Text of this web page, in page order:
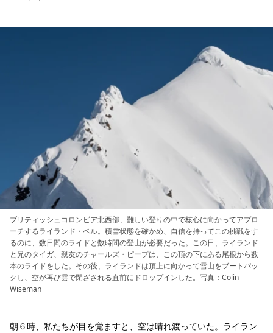
ブリティッシュコロンビア北西部、難しい登りの中で核心に向かってアプロ
ーチするライランド・ベル。積雪状態を確かめ、自信を持ってこの挑戦をす
るのに、数日間のライドと数時間の登山が必要だった。この日、ライランド
と兄のタイガ、親友のチャールズ・ピープは、この頂の下にある尾根から数
本のライドをした。その後、ライランドは頂上に向かって雪山をブートパッ
クし、空が再び雲で閉ざされる直前にドロップインした。写真：Colin
Wiseman
朝６時、私たちが目を覚ますと、空は晴れ渡っていた。ライラン